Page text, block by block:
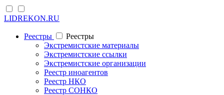
LIDREKON.RU
Реестры
Реестры
Экстремистские материалы
Экстремистские ссылки
Экстремистские организации
Реестр иноагентов
Реестр НКО
Реестр СОНКО